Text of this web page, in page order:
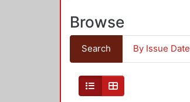
Browse
Search By Issue Date